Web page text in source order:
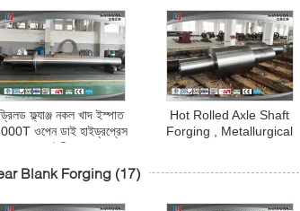
ফ্ল্যাঞ্জ নকল খাদ ইস্পাত
ওপেন ডাই হাইড্রপ্রেস
সহ ড্রাইভিং শ্যাফ্ট
Hot Rolled Axle Shaft
Forging , Metallurgical
Blank Forging (17)